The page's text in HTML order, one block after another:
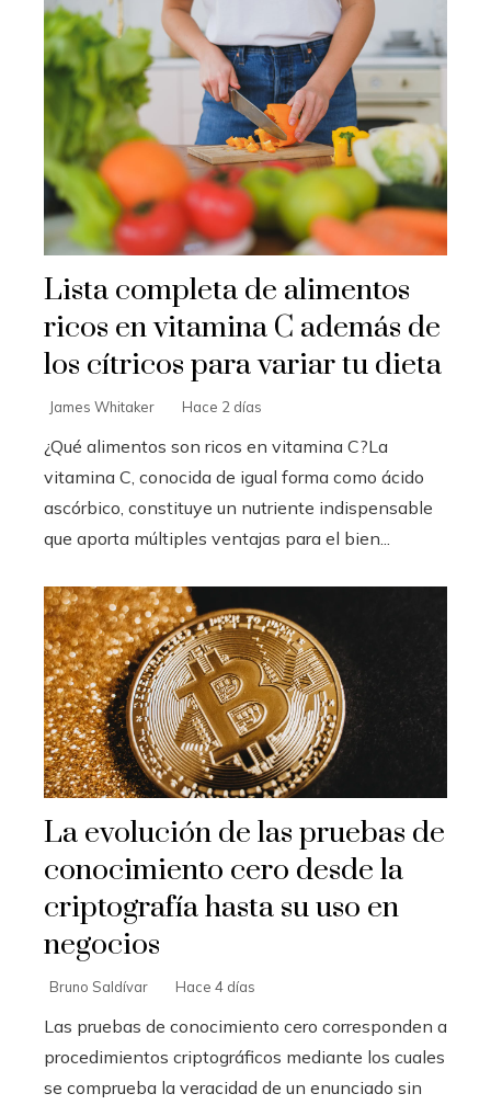
Lista completa de alimentos
ricos en vitamina C además de
los cítricos para variar tu dieta
James Whitaker Hace 2 días
¿Qué alimentos son ricos en vitamina C?La
vitamina C, conocida de igual forma como ácido
ascórbico, constituye un nutriente indispensable
que aporta múltiples ventajas para el bien...
La evolución de las pruebas de
conocimiento cero desde la
criptografía hasta su uso en
negocios
Bruno Saldívar Hace 4 días
Las pruebas de conocimiento cero corresponden a
procedimientos criptográficos mediante los cuales
se comprueba la veracidad de un enunciado sin